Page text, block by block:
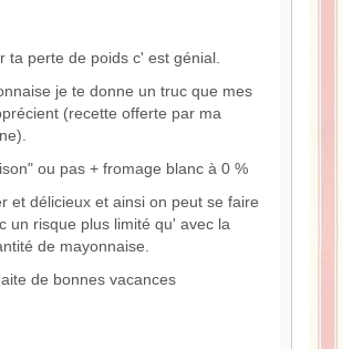
ta perte de poids c' est génial.
je te donne un truc que mes
(recette offerte par ma
ou pas + fromage blanc à 0 %
et délicieux et ainsi on peut se faire
un risque plus limité qu' avec la
de mayonnaise.
de bonnes vacances